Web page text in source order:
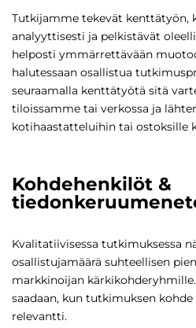
Tutkijamme tekevät kenttätyön,
analyyttisesti ja pelkistävät
helposti ymmärrettävään
halutessaan osallistua
seuraamalla kenttätyötä sitä
tiloissamme tai verkossa ja
kotihaastatteluihin tai ostoksille
Kohdehenkilöt &
Kvalitatiivisessa tutkimuksessa
osallistujamäärä suhteellisen
markkinoijan
saadaan, kun tutkimuksen
relevantti.